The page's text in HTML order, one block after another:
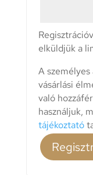
elküldjük a
A
vásárlási
való
használjuk,
tájékoztató